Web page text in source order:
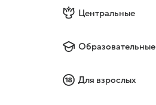
Центральные
Образовательные
Для взрослых